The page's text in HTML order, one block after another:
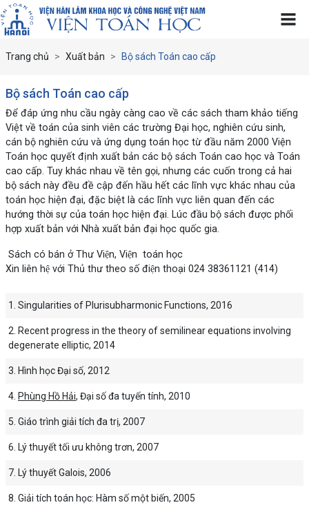
Trang chủ Xuất bản Bộ sách Toán cao cấp
Bộ sách Toán cao cấp
Để đáp ứng nhu cầu ngày càng cao về các sách tham khảo tiếng
Việt về toán của sinh viên các trường Đại học, nghiên cứu sinh,
cán bộ nghiên cứu và ứng dụng toán học từ đầu năm 2000 Viện
Toán học quyết định xuất bản các bộ sách Toán cao học và Toán
cao cấp. Tuy khác nhau về tên gọi, nhưng các cuốn trong cả hai
bộ sách này đều đề cập đến hầu hết các lĩnh vực khác nhau của
toán học hiện đại, đặc biệt là các lĩnh vực liên quan đến các
hướng thời sự của toán học hiện đại. Lúc đầu bộ sách được phối
hợp xuất bản với Nhà xuất bản đại học quốc gia.
Sách có bán ở Thư Viện, Viện toán học
Xin liên hệ với Thủ thư theo số điện thoại 024 38361121 (414)
Singularities of Plurisubharmonic Functions, 2016
Recent progress in the theory of semilinear equations involving
degenerate elliptic, 2014
Hình học Đại số, 2012
Phùng Hồ Hải, Đại số đa tuyến tính, 2010
Giáo trình giải tích đa trị, 2007
Lý thuyết tối ưu không trơn, 2007
Lý thuyết Galois, 2006
Giải tích toán học: Hàm số một biến, 2005